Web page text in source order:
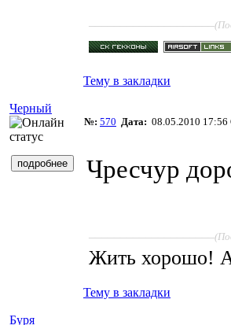
Тему в закладки
Черный
№: 570 Дата: 08.05.2010
Чресчур
Жить хорошо!
Тему в закладки
Буря